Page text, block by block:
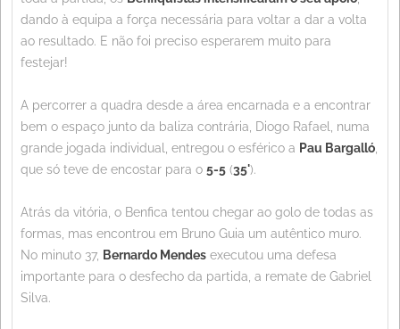
dando à equipa a força necessária para voltar a dar a volta
ao resultado. E não foi preciso esperarem muito para
festejar!
A percorrer a quadra desde a área encarnada e a encontrar
bem o espaço junto da baliza contrária, Diogo Rafael, numa
grande jogada individual, entregou o esférico a Pau Bargalló
que só teve de encostar para o 5-5 (35').
Atrás da vitória, o Benfica tentou chegar ao golo de todas as
formas, mas encontrou em Bruno Guia um autêntico muro.
No minuto 37, Bernardo Mendes executou uma defesa
importante para o desfecho da partida, a remate de Gabriel
Silva.